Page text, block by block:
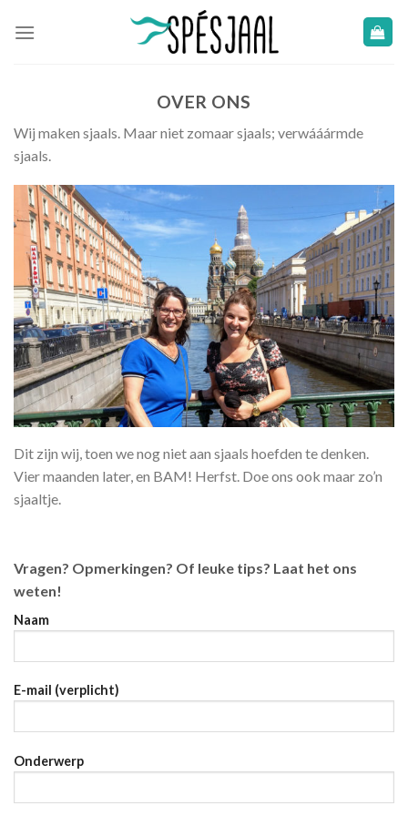
OVER ONS
Wij maken sjaals. Maar niet zomaar sjaals; verwááármde
sjaals.
Dit zijn wij, toen we nog niet aan sjaals hoefden te denken.
Vier maanden later, en BAM! Herfst. Doe ons ook maar zo’n
sjaaltje.
Vragen? Opmerkingen? Of leuke tips? Laat het ons
weten!
Naam
E-mail (verplicht)
Onderwerp